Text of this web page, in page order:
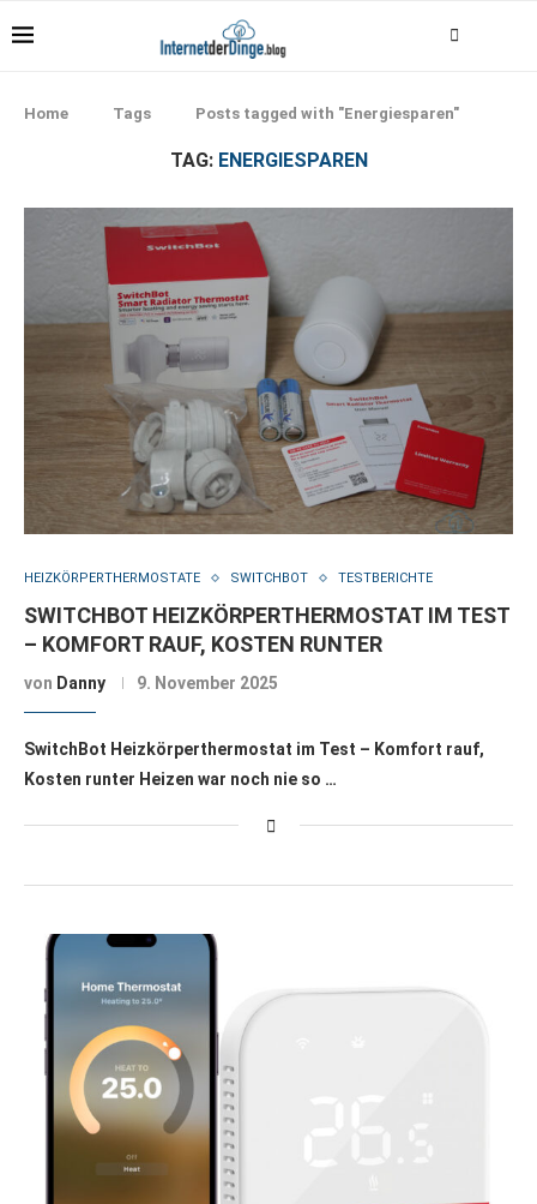
Home Tags Posts tagged with "Energiesparen"
TAG: ENERGIESPAREN
HEIZKÖRPERTHERMOSTATE SWITCHBOT TESTBERICHTE
SWITCHBOT HEIZKÖRPERTHERMOSTAT IM TEST
– KOMFORT RAUF, KOSTEN RUNTER
von Danny 9. November 2025
SwitchBot Heizkörperthermostat im Test – Komfort rauf,
Kosten runter Heizen war noch nie so …